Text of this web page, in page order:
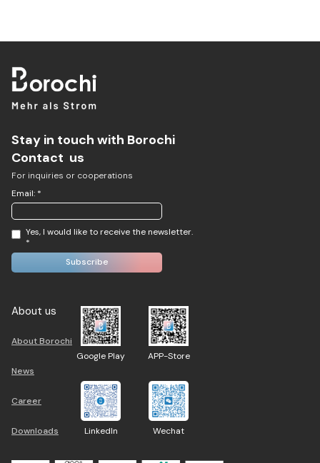
Stay in touch with Borochi
Contact us
For inquiries or cooperations
Email: *
Yes, I would like to receive the newsletter.
*
About us
About Borochi
News
Career
Downloads
Google Play APP-Store
LinkedIn Wechat